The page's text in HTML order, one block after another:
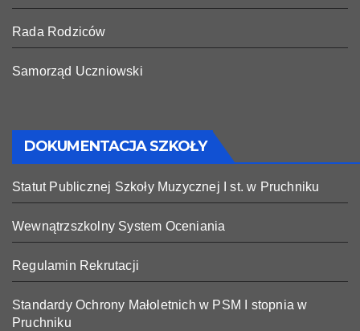
Rada Rodziców
Samorząd Uczniowski
DOKUMENTACJA SZKOŁY
Statut Publicznej Szkoły Muzycznej I st. w Pruchniku
Wewnątrzszkolny System Oceniania
Regulamin Rekrutacji
Standardy Ochrony Małoletnich w PSM I stopnia w
Pruchniku